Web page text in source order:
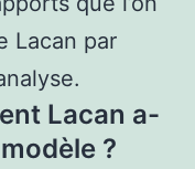
Lacan par
Lacan a-
?